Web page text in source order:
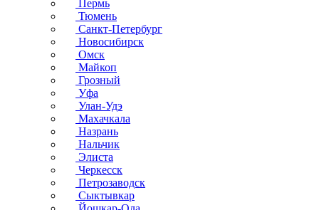
Пермь
Тюмень
Санкт-Петербург
Новосибирск
Омск
Майкоп
Грозный
Уфа
Улан-Удэ
Махачкала
Назрань
Нальчик
Элиста
Черкесск
Петрозаводск
Сыктывкар